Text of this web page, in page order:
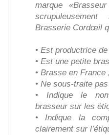
marque
Brasserie Cordœil
• Est productrice
• Est une petite
• Brasse en France
• Ne sous-traite
• Indique le
brasseur sur les
• Indique la
clairement sur